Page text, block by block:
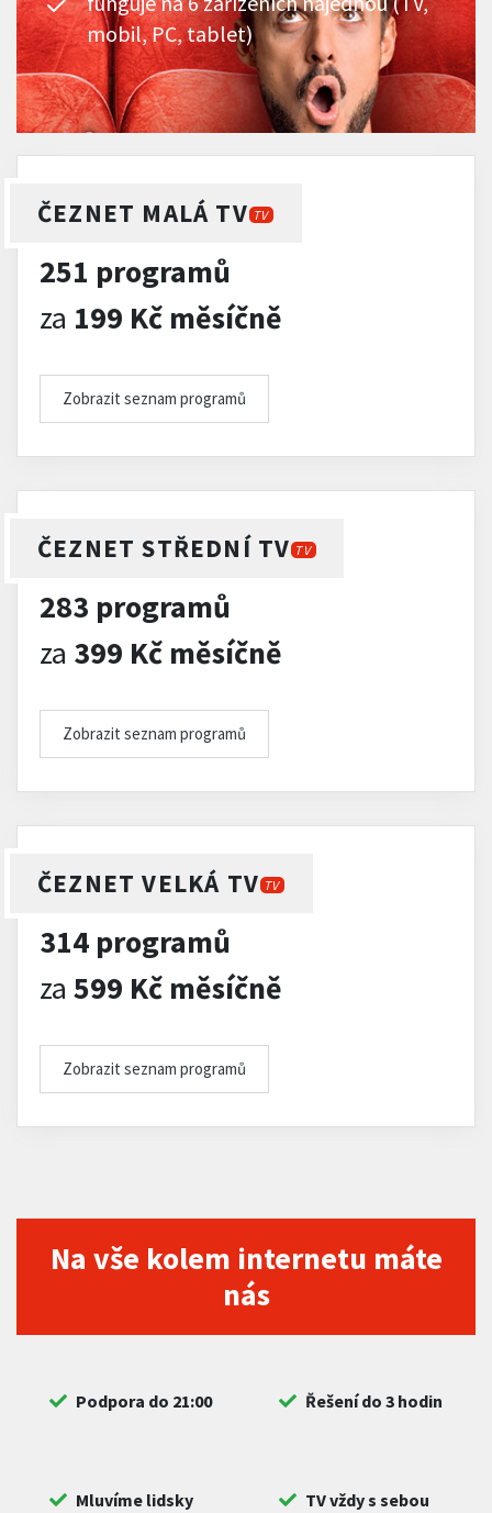
mobil, PC, tablet)
ČEZNET MALÁ TV TV
251 programů
za 199 Kč měsíčně
Zobrazit seznam programů
ČEZNET STŘEDNÍ TV TV
283 programů
za 399 Kč měsíčně
Zobrazit seznam programů
ČEZNET VELKÁ TV TV
314 programů
za 599 Kč měsíčně
Zobrazit seznam programů
Na vše kolem internetu máte
nás
Podpora do 21:00 Řešení do 3 hodin
Mluvíme lidsky TV vždy s sebou